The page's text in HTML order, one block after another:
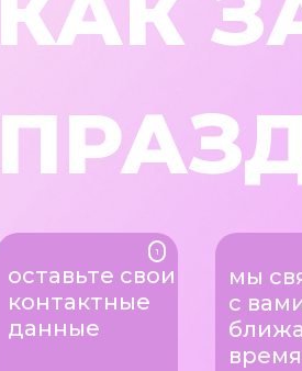
1
мы
с
время
оставьте свои
контактные
данные